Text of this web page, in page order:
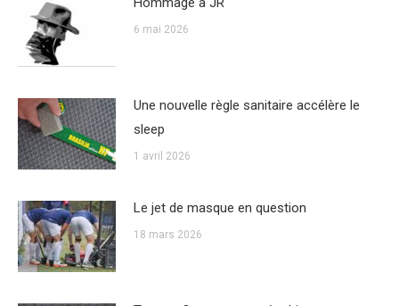
6 mai 2026
Une nouvelle règle sanitaire accélère le
sleep
1 avril 2026
Le jet de masque en question
18 mars 2026